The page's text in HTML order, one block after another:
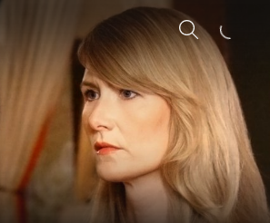
Sök